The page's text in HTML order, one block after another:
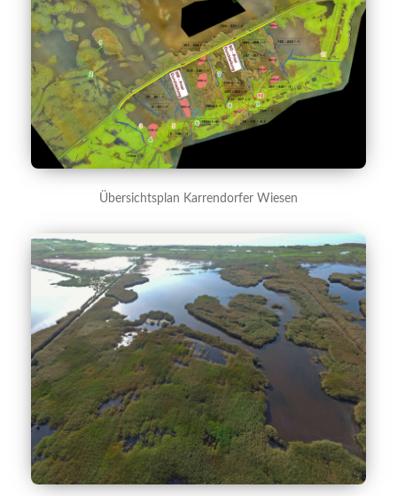
Übersichtsplan Karrendorfer Wiesen